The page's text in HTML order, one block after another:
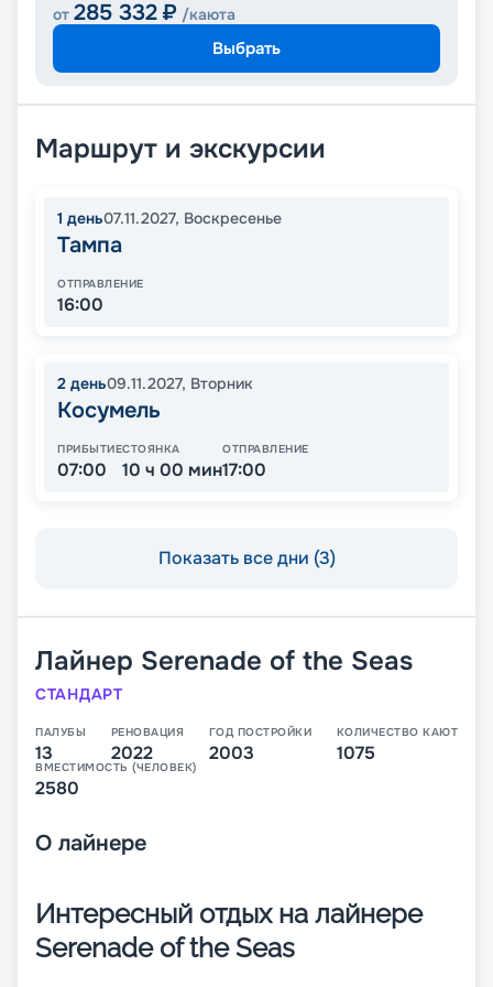
от 285 332 ₽ /каюта
Выбрать
Маршрут и экскурсии
1 день07.11.2027, Воскресенье
Тампа
ОТПРАВЛЕНИЕ
16:00
2 день09.11.2027, Вторник
Косумель
ПРИБЫТИЕ
07:00
СТОЯНКА
10 ч 00 мин
ОТПРАВЛЕНИЕ
17:00
Показать все дни (3)
Лайнер Serenade of the Seas
СТАНДАРТ
ПАЛУБЫ
13
РЕНОВАЦИЯ
2022
ГОД ПОСТРОЙКИ
2003
КОЛИЧЕСТВО КАЮТ
1075
ВМЕСТИМОСТЬ (ЧЕЛОВЕК)
2580
О лайнере
Интересный отдых на лайнере
Serenade of the Seas